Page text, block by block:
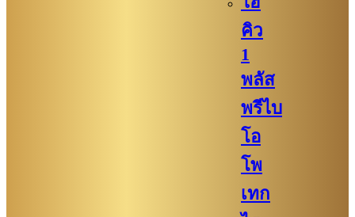
คิว​
1
พลัส
พรีไบ
โอ
โพ
เทก